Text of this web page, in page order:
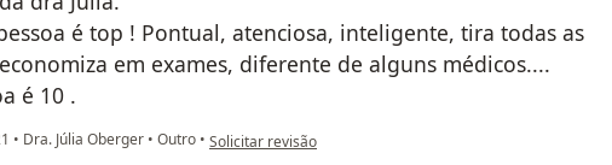
é top ! Pontual, atenciosa, inteligente, tira todas as
em exames, diferente de alguns médicos....
é 10 .
• Dra. Júlia Oberger • Outro • na opinião do utilizador Vivian Vieira
Solicitar revisão